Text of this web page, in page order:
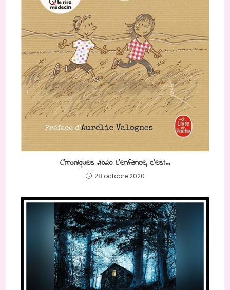
Chroniques 2020 L’enfance, c’est…
28 octobre 2020